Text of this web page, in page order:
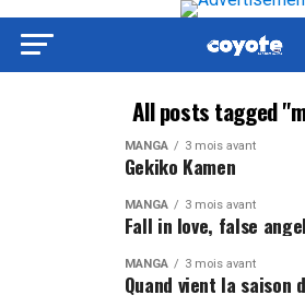
All posts tagged
MANGA 3 mois avant
Gekiko Kamen
MANGA 3 mois avant
Fall in love, false
MANGA 3 mois avant
Quand vient la saison